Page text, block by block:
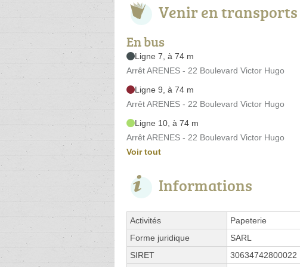
Venir en transports
En bus
Ligne 7, à 74 m
Arrêt ARENES - 22 Boulevard Victor Hugo
Ligne 9, à 74 m
Arrêt ARENES - 22 Boulevard Victor Hugo
Ligne 10, à 74 m
Arrêt ARENES - 22 Boulevard Victor Hugo
Voir tout
Informations
Activités
Papeterie
Forme juridique
SARL
SIRET
30634742800022